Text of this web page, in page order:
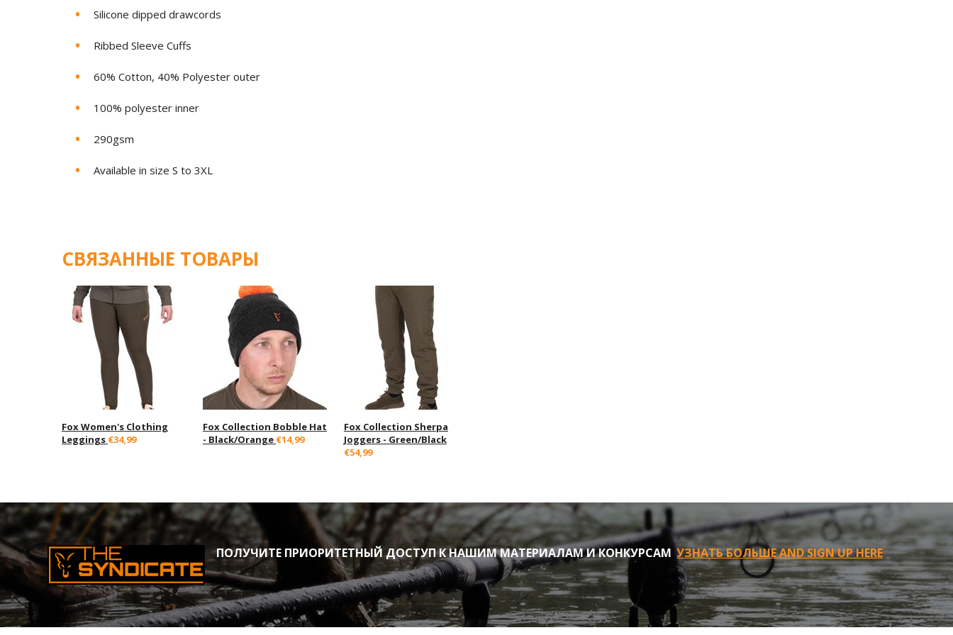
Silicone dipped drawcords
Ribbed Sleeve Cuffs
60% Cotton, 40% Polyester outer
100% polyester inner
290gsm
Available in size S to 3XL
СВЯЗАННЫЕ ТОВАРЫ
Fox Women's Clothing
Leggings €34,99
Fox Collection Bobble Hat
- Black/Orange €14,99
Fox Collection Sherpa
Joggers - Green/Black
€54,99
ПОЛУЧИТЕ ПРИОРИТЕТНЫЙ ДОСТУП К НАШИМ МАТЕРИАЛАМ И КОНКУРСАМ УЗНАТЬ БОЛЬШЕ AND SIGN UP HERE